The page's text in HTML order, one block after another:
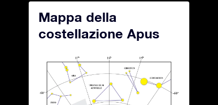
Mappa della
costellazione Apus